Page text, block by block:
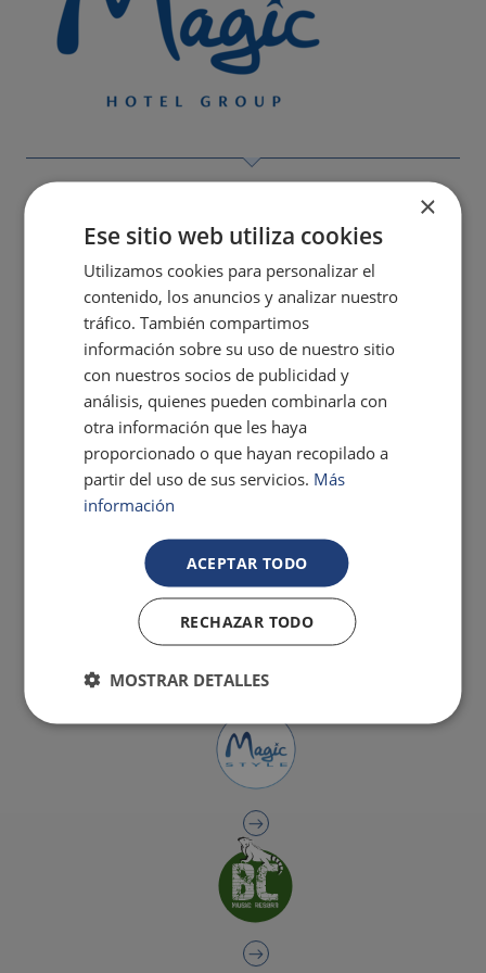
×
Ese sitio web utiliza cookies
Utilizamos cookies para personalizar el
contenido, los anuncios y analizar nuestro
tráfico. También compartimos
información sobre su uso de nuestro sitio
con nuestros socios de publicidad y
análisis, quienes pueden combinarla con
otra información que les haya
proporcionado o que hayan recopilado a
partir del uso de sus servicios. Más
información
ACEPTAR TODO
RECHAZAR TODO
MOSTRAR DETALLES